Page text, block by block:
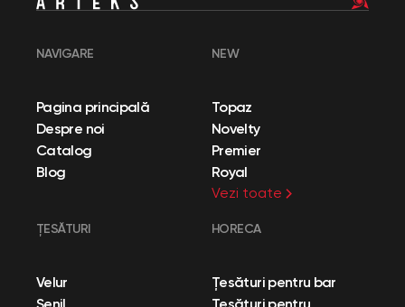
NAVIGARE
Pagina principală
Despre noi
Catalog
Blog
NEW
Topaz
Novelty
Premier
Royal
Vezi toate
ȚESĂTURI
Velur
HORECA
Țesături pentru bar